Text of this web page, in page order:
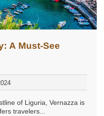
A Must-See
of Liguria, Vernazza is
travelers...